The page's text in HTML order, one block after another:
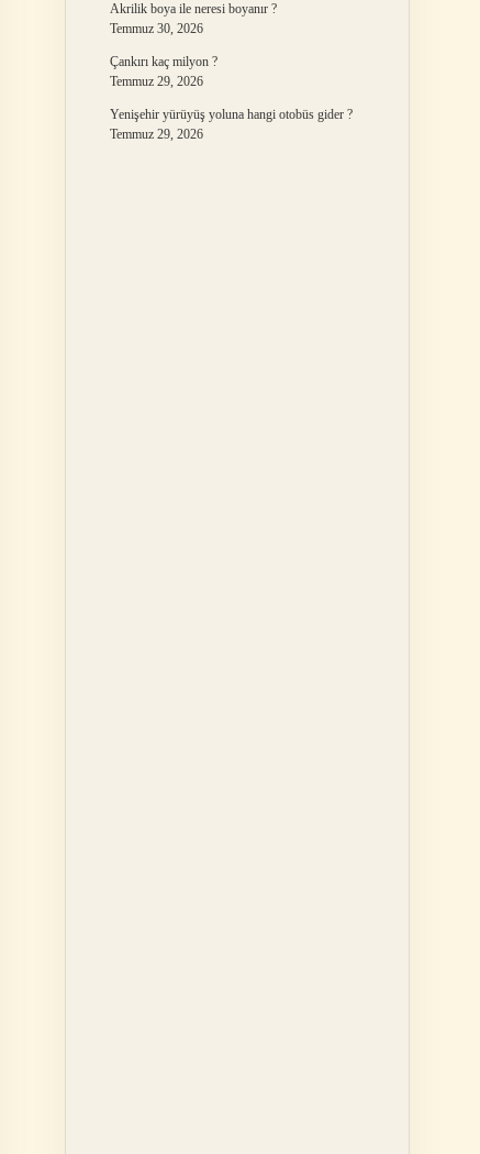
Akrilik boya ile neresi boyanır ?
Temmuz 30, 2026
Çankırı kaç milyon ?
Temmuz 29, 2026
Yenişehir yürüyüş yoluna hangi otobüs gider ?
Temmuz 29, 2026